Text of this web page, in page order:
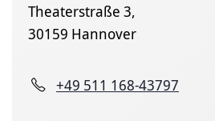
Theaterstraße 3,
30159 Hannover
+49 511 168-43797